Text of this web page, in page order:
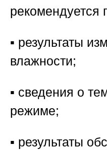
рекомендуется
▪️ результаты
влажности;
▪️ сведения о
режиме;
▪️ результаты